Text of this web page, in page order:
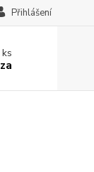
Přihlášení
ks
za